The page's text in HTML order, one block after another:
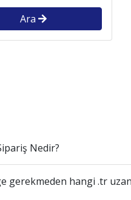
Ara
Nedir?
gerekmeden hangi .tr